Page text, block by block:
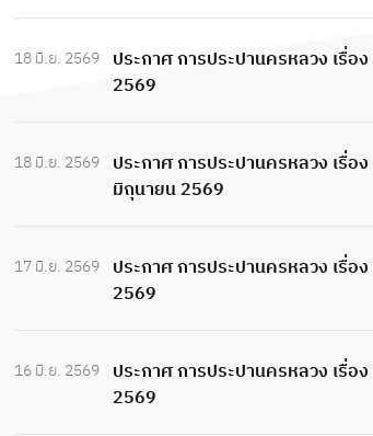
18 มิ.ย. 2569 ประกาศ การประปานครหลวง เรื่
2569
18 มิ.ย. 2569 ประกาศ การประปานครหลวง เรื่
มิถุนายน 2569
17 มิ.ย. 2569 ประกาศ การประปานครหลวง เรื่
2569
16 มิ.ย. 2569 ประกาศ การประปานครหลวง เรื่
2569